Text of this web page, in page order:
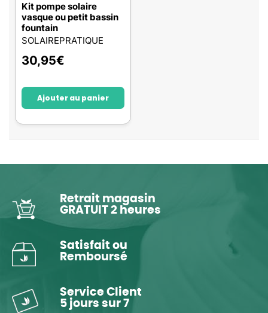
Kit pompe solaire
vasque ou petit bassin
fountain
SOLAIREPRATIQUE
30,95€
Ajouter au panier
Retrait magasin
GRATUIT 2 heures
Satisfait ou
Remboursé
Service Client
5 jours sur 7